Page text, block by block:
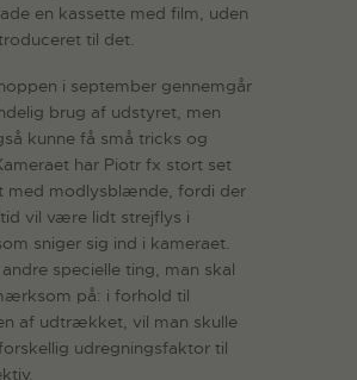
en kassette med film, uden
til det.
i september gennemgår
brug af udstyret, men
kunne få små tricks og
har Piotr fx stort set
med modlysblænde, fordi der
vil være lidt strejflys i
sniger sig ind i kameraet.
specielle ting, man skal
på: i forhold til
af udtrækket, vil man skulle
udregningsfaktor til